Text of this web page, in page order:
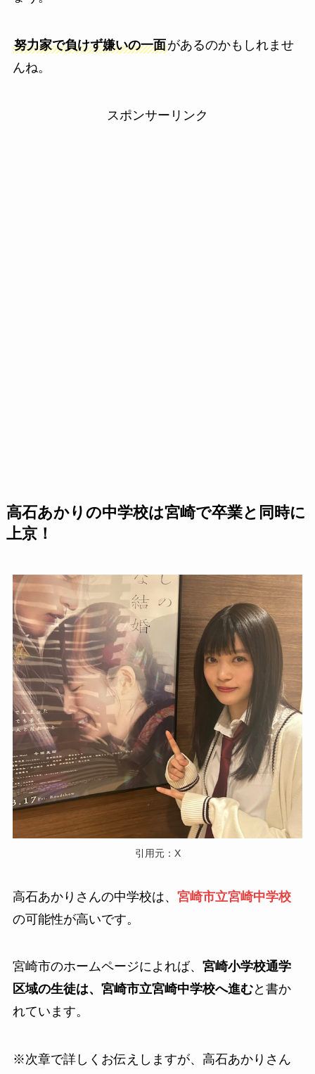
努力家で負けず嫌いの一面があるのかもしれませ
んね。
スポンサーリンク
高石あかりの中学校は宮崎で卒業と同時に
上京！
引用元：X
高石あかりさんの中学校は、 宮崎市立宮崎中学校
の可能性が高いです。
宮崎市のホームページによれば、 宮崎小学校通学
区域の生徒は、宮崎市立宮崎中学校へ進むと書か
れています。
※次章で詳しくお伝えしますが、高石あかりさん